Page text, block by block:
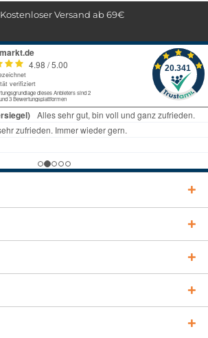
Kostenloser Versand ab 69€